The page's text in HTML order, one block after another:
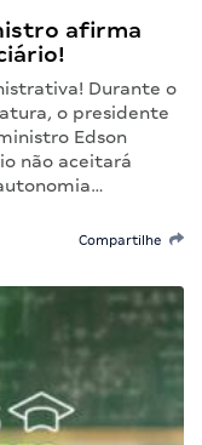
afirma
Durante o
o presidente
Edson
não aceitará
Compartilhe